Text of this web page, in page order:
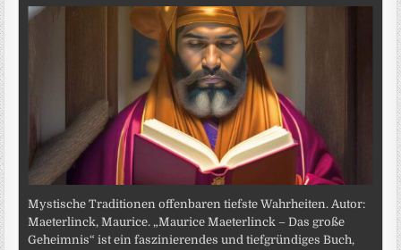
Mystische Traditionen offenbaren tiefste Wahrheiten. Autor:
Maeterlinck, Maurice. „Maurice Maeterlinck – Das große
Geheimnis“ ist ein faszinierendes und tiefgründiges Buch,